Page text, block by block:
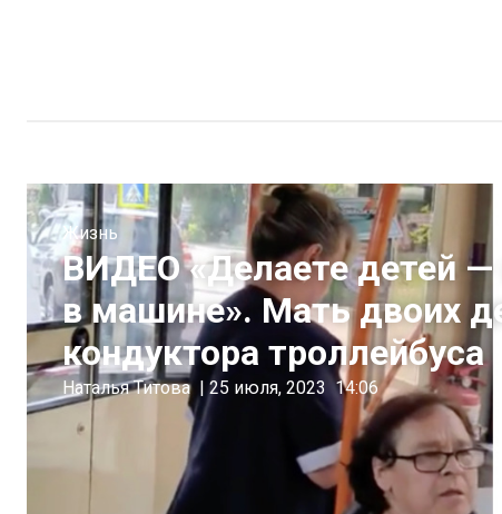
Жизнь
ВИДЕО «Делаете детей —
в машине». Мать двоих
кондуктора троллейбуса
Наталья Титова | 25 июля, 2023 14:06